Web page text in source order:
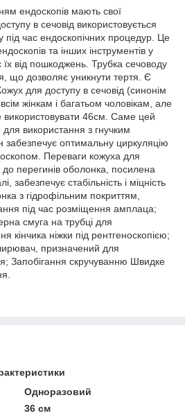
ендоскопів мають свої
в сечовід використовується
під час ендоскопічних процедур. Це
та інших інструментів у
від пошкоджень. Трубка сечоводу
що дозволяє уникнути тертя. Є
для доступу в сечовід (синонім
жінкам і багатьом чоловікам, але
використовувати 46см. Саме цей
використання з гнучким
забезпечує оптимальну циркуляцію
Переваги кожуха для
до перегинів оболонка, посилена
забезпечує стабільність і міцність
з гідрофільним покриттям,
під час розміщення амплаца;
смуга на трубці для
кінчика ніжки під рентгеноскопією;
призначений для
Запобігання скручуванню Швидке
Одноразовий
36 см